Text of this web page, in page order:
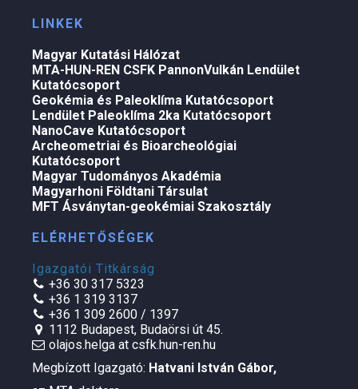
ELÉRHETŐSÉGEK
Igazgatói Titkárság
+36 30 317 5323
+36 1 319 3137
+36 1 309 2600 / 1397
1112 Budapest, Budaörsi út 45.
olajos.helga at csfk.hun-ren.hu
Megbízott Igazgató: Hatvani István Gábor,
LINKEK
Magyar Kutatási Hálózat
MTA-HUN-REN CSFK PannonVulkán Lendület
Kutatócsoport
Geokémia és Paleoklíma Kutatócsoport
Lendület Paleoklíma 2ka Kutatócsoport
NanoCave Kutatócsoport
Archeometriai és Bioarcheológiai
Kutatócsoport
Magyar Tudományos Akadémia
Magyarhoni Földtani Társulat
MFT Ásványtan-geokémiai Szakosztály